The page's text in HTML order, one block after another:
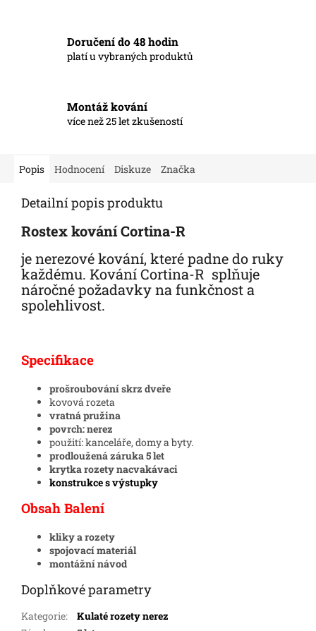
Doručení do 48 hodin
platí u vybraných produktů
Montáž kování
více než 25 let zkušeností
Popis Hodnocení Diskuze Značka
Detailní popis produktu
Rostex kování Cortina-R
je nerezové kování, které padne do ruky
každému. Kování Cortina-R splňuje
náročné požadavky na funkčnost a
spolehlivost.
Specifikace
prošroubování skrz dveře
kovová rozeta
vratná pružina
povrch: nerez
použití: kanceláře, domy a byty.
prodloužená záruka 5 let
krytka rozety nacvakávaci
konstrukce s výstupky
Obsah Balení
kliky a rozety
spojovací materiál
montážní návod
Doplňkové parametry
Kategorie:
Kulaté rozety nerez